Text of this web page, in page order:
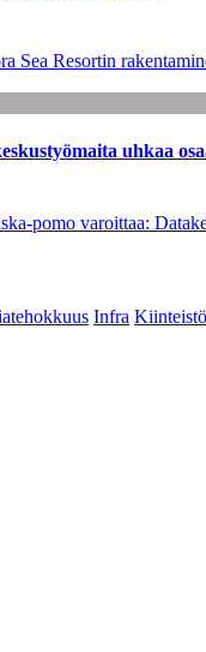
Sea Resortin
uhkaa
pomo varoittaa:
Infra